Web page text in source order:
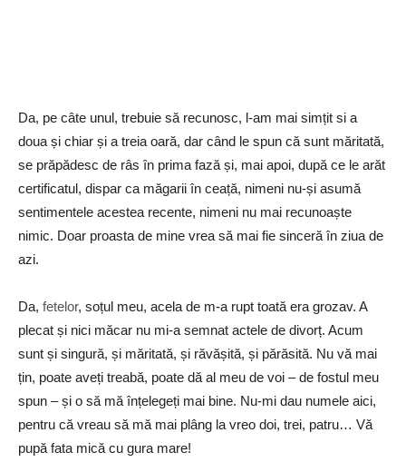
Da, pe câte unul, trebuie să recunosc, l-am mai simțit si a
doua și chiar și a treia oară, dar când le spun că sunt măritată,
se prăpădesc de râs în prima fază și, mai apoi, după ce le arăt
certificatul, dispar ca măgarii în ceață, nimeni nu-și asumă
sentimentele acestea recente, nimeni nu mai recunoaște
nimic. Doar proasta de mine vrea să mai fie sinceră în ziua de
azi.
Da, fetelor, soțul meu, acela de m-a rupt toată era grozav. A
plecat și nici măcar nu mi-a semnat actele de divorț. Acum
sunt și singură, și măritată, și răvășită, și părăsită. Nu vă mai
țin, poate aveți treabă, poate dă al meu de voi – de fostul meu
spun – și o să mă înțelegeți mai bine. Nu-mi dau numele aici,
pentru că vreau să mă mai plâng la vreo doi, trei, patru… Vă
pupă fata mică cu gura mare!